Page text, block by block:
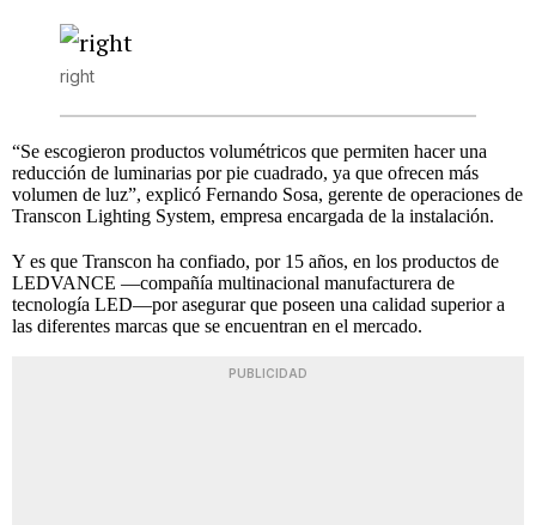
right
“Se escogieron productos volumétricos que permiten hacer una
reducción de luminarias por pie cuadrado, ya que ofrecen más
volumen de luz”, explicó Fernando Sosa, gerente de operaciones de
Transcon Lighting System, empresa encargada de la instalación.
Y es que Transcon ha confiado, por 15 años, en los productos de
LEDVANCE —compañía multinacional manufacturera de
tecnología LED—por asegurar que poseen una calidad superior a
las diferentes marcas que se encuentran en el mercado.
PUBLICIDAD